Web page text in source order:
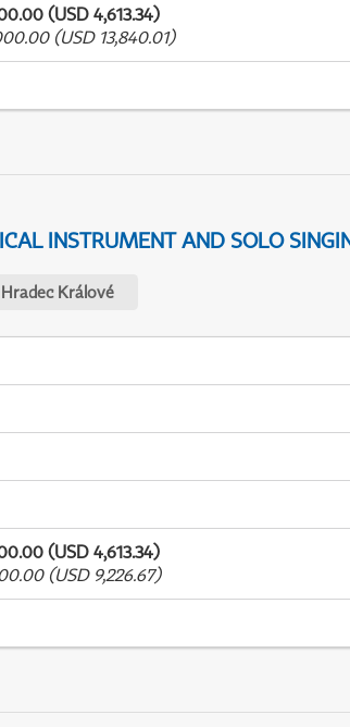
(USD 4,613.34)
(USD 13,840.01)
INSTRUMENT AND SOLO
Hradec Králové
(USD 4,613.34)
(USD 9,226.67)